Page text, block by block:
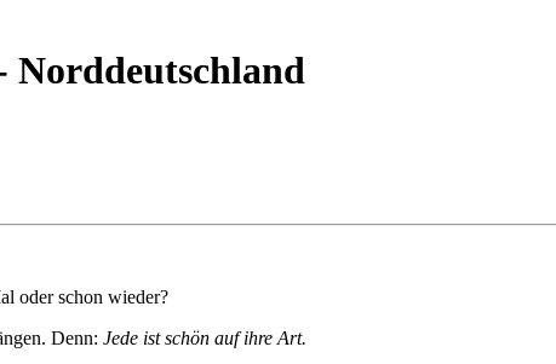
Norddeutschland
oder schon wieder?
Denn: Jede ist schön auf ihre Art.